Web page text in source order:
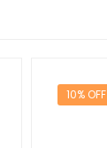
10% OFF